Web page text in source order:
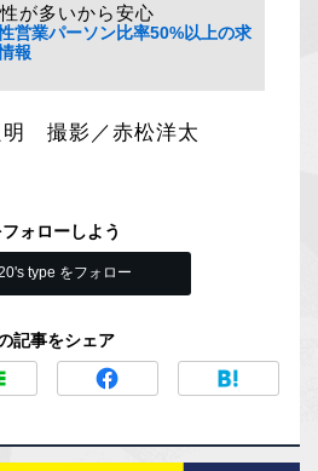
が多いから安心
営業パーソン比率50%以上の求
報
明 撮影／赤松洋太
ォローしよう
type をフォロー
記事をシェア